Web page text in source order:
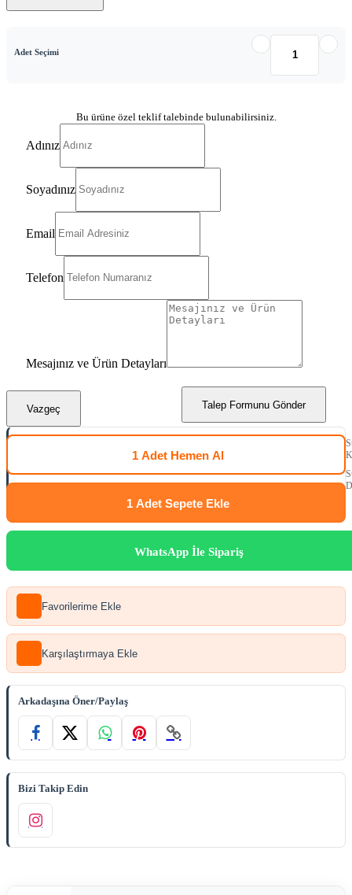
Adet Seçimi
Bu ürüne özel teklif talebinde bulunabilirsiniz.
Adınız
Soyadınız
Email
Telefon
Mesajınız ve Ürün Detayları
Talep Formunu Gönder
Vazgeç
1 Adet Hemen Al
1 Adet Sepete Ekle
WhatsApp İle Sipariş
Favorilerime Ekle
Karşılaştırmaya Ekle
Arkadaşına Öner/Paylaş
Bizi Takip Edin